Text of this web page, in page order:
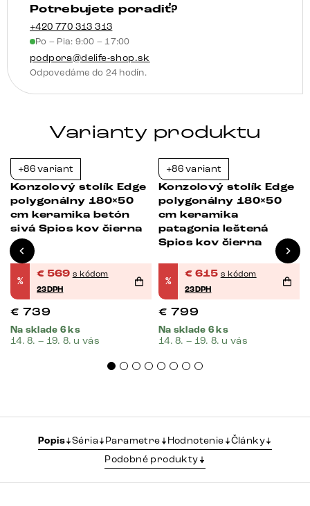
Livos
kov
titánová
farba
Potrebujete poradiť?
+420 770 313 313
Po – Pia: 9:00 – 17:00
podpora@delife-shop.sk
Odpovedáme do 24 hodín.
Varianty produktu
+86 variant
Konzolový stolík Edge
polygonálny 180×50
cm keramika betón
sivá Spios kov čierna
%
€ 569 s kódom
23DPH
€ 739
Na sklade 6 ks
14. 8. – 19. 8. u vás
+86 variant
Konzolový stolík Edge
polygonálny 180×50
cm keramika
patagonia leštená
Spios kov čierna
%
€ 615 s kódom
23DPH
€ 799
Na sklade 6 ks
14. 8. – 19. 8. u vás
Popis Séria Parametre Hodnotenie
Články
Podobné produkty